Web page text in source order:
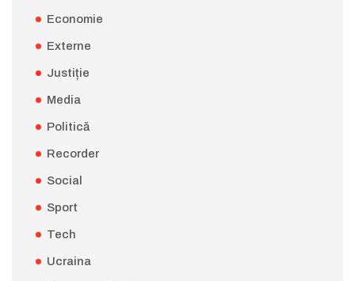
Economie
Externe
Justiție
Media
Politică
Recorder
Social
Sport
Tech
Ucraina